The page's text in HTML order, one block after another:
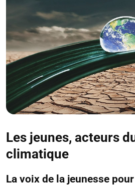
Les jeunes, acteurs
climatique
La voix de la jeunesse